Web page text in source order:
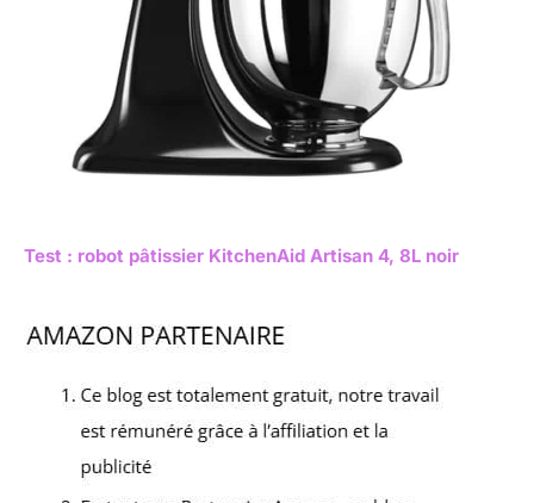
Test : robot pâtissier KitchenAid Artisan 4, 8L noir